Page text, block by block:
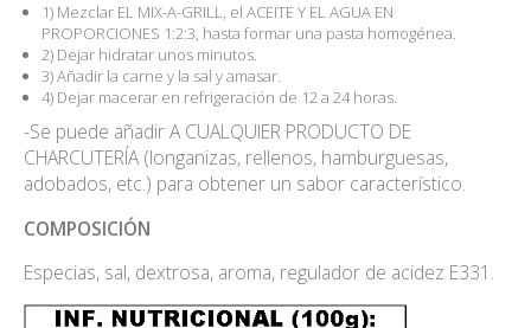
1) Mezclar EL MIX-A-GRILL, el ACEITE Y EL AGUA EN
PROPORCIONES 1:2:3, hasta formar una pasta homogénea.
2) Dejar hidratar unos minutos.
3) Añadir la carne y la sal y amasar.
4) Dejar macerar en refrigeración de 12 a 24 horas.
-Se puede añadir A CUALQUIER PRODUCTO DE
CHARCUTERÍA (longanizas, rellenos, hamburguesas,
adobados, etc.) para obtener un sabor característico.
COMPOSICIÓN
Especias, sal, dextrosa, aroma, regulador de acidez E331.